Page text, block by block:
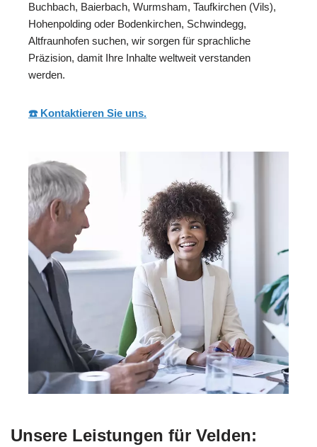
Buchbach, Baierbach, Wurmsham, Taufkirchen (Vils),
Hohenpolding oder Bodenkirchen, Schwindegg,
Altfraunhofen suchen, wir sorgen für sprachliche
Präzision, damit Ihre Inhalte weltweit verstanden
werden.
☎️ Kontaktieren Sie uns.
Unsere Leistungen für Velden: